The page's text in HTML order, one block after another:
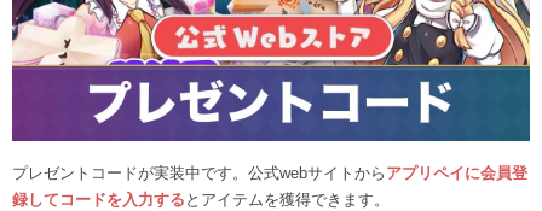
プレゼントコードが実装中です。公式webサイトから アプリペイに会員登
録してコードを入力する とアイテムを獲得できます。